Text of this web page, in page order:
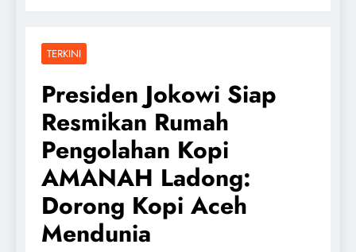
TERKINI
Presiden Jokowi Siap
Resmikan Rumah
Pengolahan Kopi
AMANAH Ladong:
Dorong Kopi Aceh
Mendunia